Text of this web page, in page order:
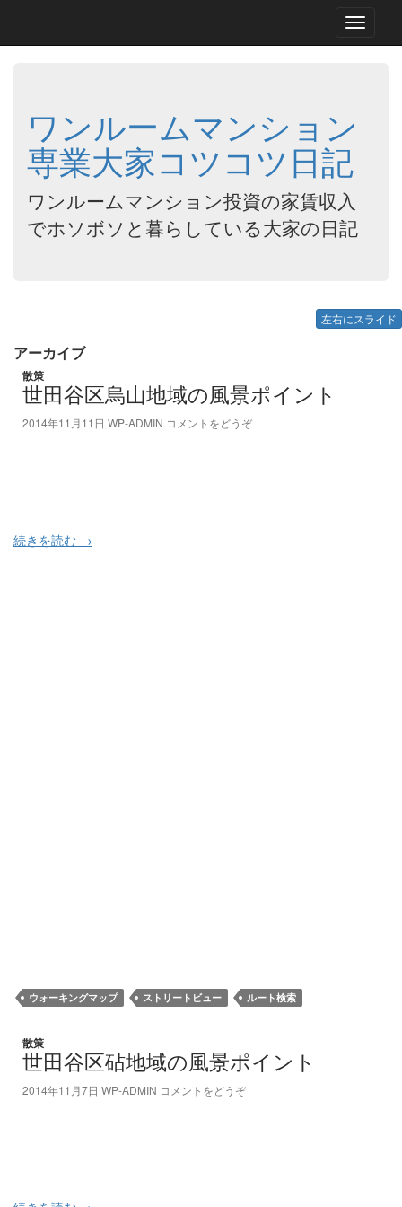
Toggle
ワンルームマンション
専業大家コツコツ日記
ワンルームマンション投資の家賃収入
でホソボソと暮らしている大家の日記
左右にスライド
アーカイブ
散策
世田谷区烏山地域の風景ポイント
2014年11月11日 WP-ADMIN コメントをどうぞ
続きを読む →
ウォーキングマップ ストリートビュー ルート検索
散策
世田谷区砧地域の風景ポイント
2014年11月7日 WP-ADMIN コメントをどうぞ